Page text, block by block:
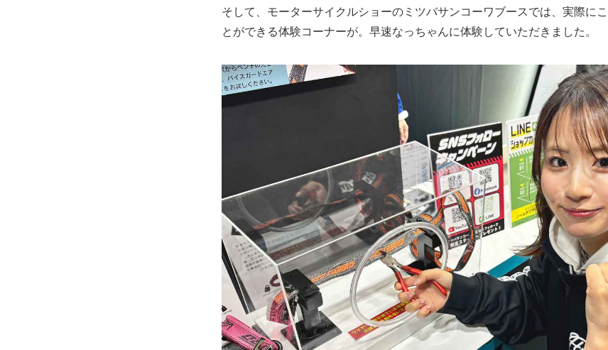
そして、モーターサイクルショーのミツバサンコーワブースでは、実際に
とができる体験コーナーが。早速なっちゃんに体験していただきました。